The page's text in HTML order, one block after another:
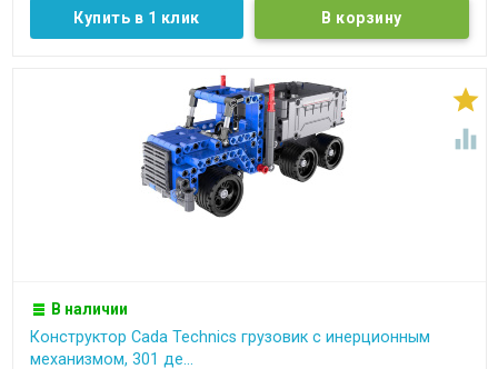
Купить в 1 клик


В наличии
Конструктор Cada Technics грузовик c инерционным
механизмом, 301 де...